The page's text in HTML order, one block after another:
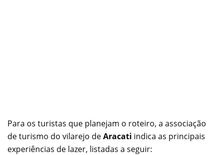
Para os turistas que planejam o roteiro, a associação
de turismo do vilarejo deAracati indica as principais
experiências de lazer, listadas a seguir: